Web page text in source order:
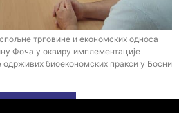
трговине и економских односа
Фоча у оквиру имплементације
одрживих биоекономских пракси у Босни